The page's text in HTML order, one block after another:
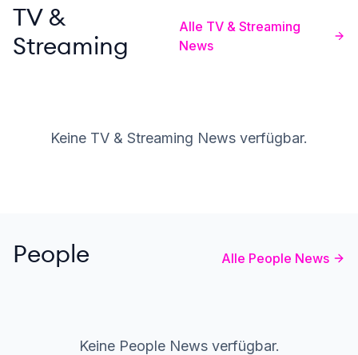
TV &
Streaming
Alle TV & Streaming
News
Keine TV & Streaming News verfügbar.
People Alle People News
Keine People News verfügbar.